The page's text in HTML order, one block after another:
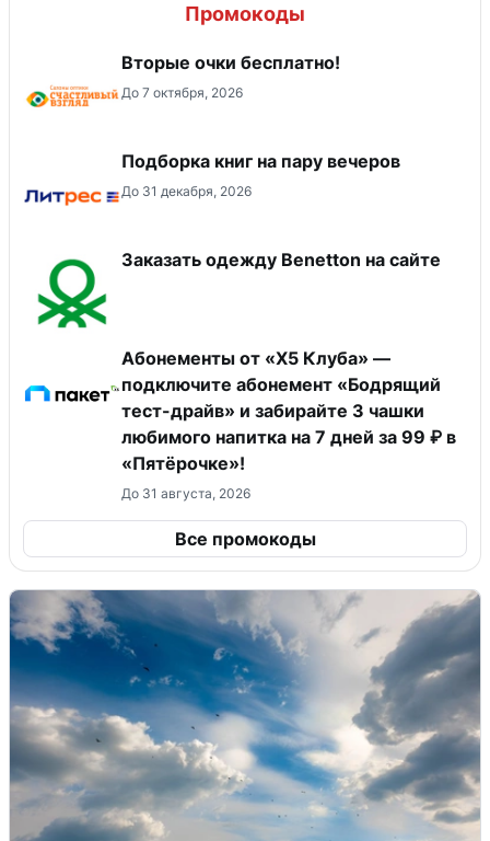
Промокоды
Вторые очки бесплатно!
До 7 октября, 2026
Подборка книг на пару вечеров
До 31 декабря, 2026
Заказать одежду Benetton на сайте
Абонементы от «Х5 Клуба» —
подключите абонемент «Бодрящий
тест-драйв» и забирайте 3 чашки
любимого напитка на 7 дней за 99 ₽ в
«Пятёрочке»!
До 31 августа, 2026
Все промокоды